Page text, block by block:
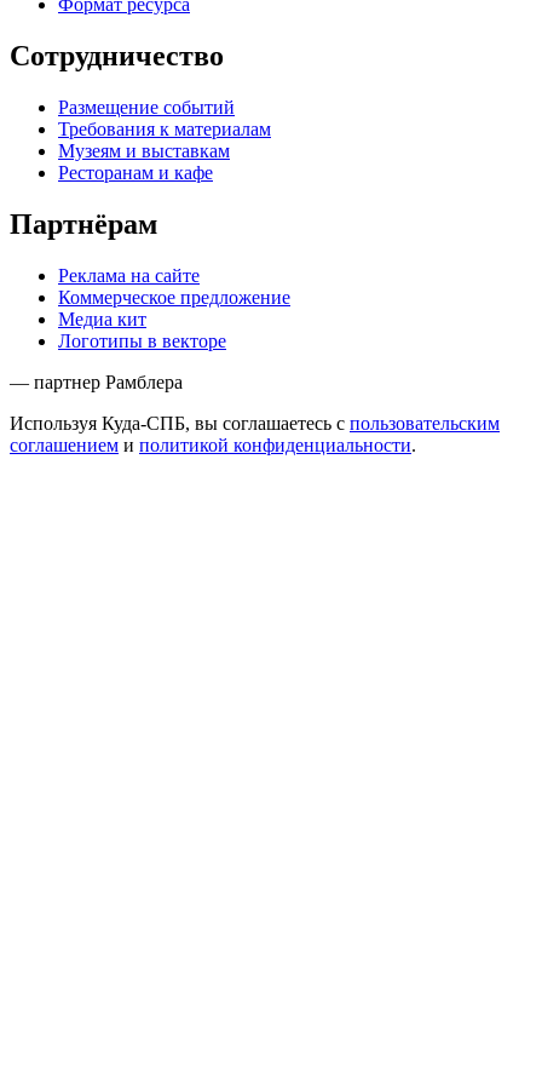
Формат ресурса
Сотрудничество
Размещение событий
Требования к материалам
Музеям и выставкам
Ресторанам и кафе
Партнёрам
Реклама на сайте
Коммерческое предложение
Медиа кит
Логотипы в векторе
— партнер Рамблера
Используя Куда-СПБ, вы соглашаетесь с пользовательским
соглашением и политикой конфиденциальности.